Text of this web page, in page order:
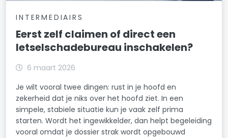
INTERMEDIAIRS
Eerst zelf claimen of direct een
letselschadebureau inschakelen?
6 maart 2026
Je wilt vooral twee dingen: rust in je hoofd en
zekerheid dat je niks over het hoofd ziet. In een
simpele, stabiele situatie kun je vaak zelf prima
starten. Wordt het ingewikkelder, dan helpt begeleiding
vooral omdat je dossier strak wordt opgebouwd